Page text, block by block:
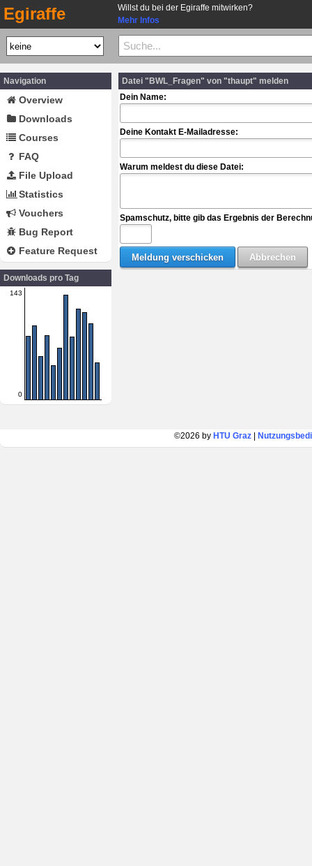
Egiraffe
Willst du bei der Egiraffe mitwirken?
Mehr Infos
Navigation
Overview
Downloads
Courses
FAQ
File Upload
Statistics
Vouchers
Bug Report
Feature Request
Downloads pro Tag
143
0
Datei "BWL_Fragen" von "thaupt" melden
Dein Name:
Deine Kontakt E-Mailadresse:
Warum meldest du diese Datei:
Spamschutz, bitte gib das Ergebnis der
©2026 by HTU Graz|